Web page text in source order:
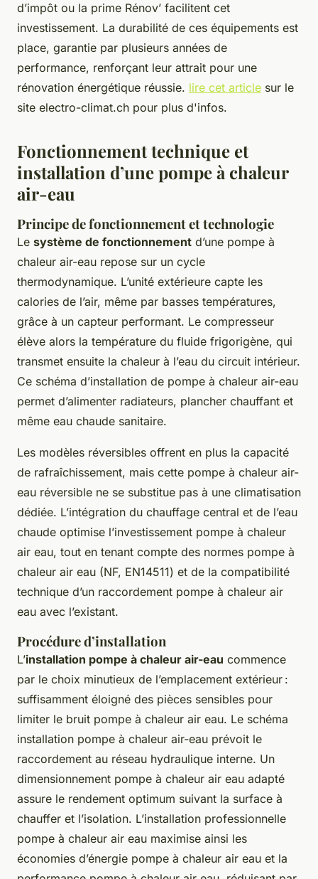
d’impôt ou la prime Rénov’ facilitent cet
investissement. La durabilité de ces équipements est
place, garantie par plusieurs années de
performance, renforçant leur attrait pour une
rénovation énergétique réussie. lire cet article sur le
site electro-climat.ch pour plus d'infos.
Fonctionnement technique et
installation d’une pompe à chaleur
air-eau
Principe de fonctionnement et technologie
Le système de fonctionnement d’une pompe à
chaleur air-eau repose sur un cycle
thermodynamique. L’unité extérieure capte les
calories de l’air, même par basses températures,
grâce à un capteur performant. Le compresseur
élève alors la température du fluide frigorigène, qui
transmet ensuite la chaleur à l’eau du circuit intérieur.
Ce schéma d’installation de pompe à chaleur air-eau
permet d’alimenter radiateurs, plancher chauffant et
même eau chaude sanitaire.
Les modèles réversibles offrent en plus la capacité
de rafraîchissement, mais cette pompe à chaleur air-
eau réversible ne se substitue pas à une climatisation
dédiée. L’intégration du chauffage central et de l’eau
chaude optimise l’investissement pompe à chaleur
air eau, tout en tenant compte des normes pompe à
chaleur air eau (NF, EN14511) et de la compatibilité
technique d’un raccordement pompe à chaleur air
eau avec l’existant.
Procédure d’installation
L’installation pompe à chaleur air-eau commence
par le choix minutieux de l’emplacement extérieur :
suffisamment éloigné des pièces sensibles pour
limiter le bruit pompe à chaleur air eau. Le schéma
installation pompe à chaleur air-eau prévoit le
raccordement au réseau hydraulique interne. Un
dimensionnement pompe à chaleur air eau adapté
assure le rendement optimum suivant la surface à
chauffer et l’isolation. L’installation professionnelle
pompe à chaleur air eau maximise ainsi les
économies d’énergie pompe à chaleur air eau et la